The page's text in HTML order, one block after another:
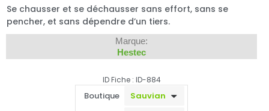
Se chausser et se déchausser sans effort, sans se
pencher, et sans dépendre d’un tiers.
Marque:
Hestec
ID Fiche : ID-884
Boutique